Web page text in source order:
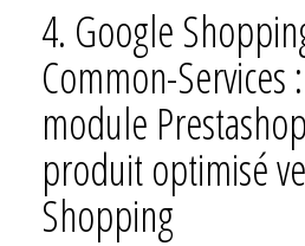
4. Google
Common-
module
produit optimisé
Shopping